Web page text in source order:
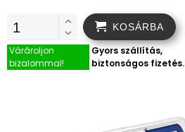
KOSÁRBA
Várároljon
bizalommal!
Gyors szállítás,
biztonságos fizetés.